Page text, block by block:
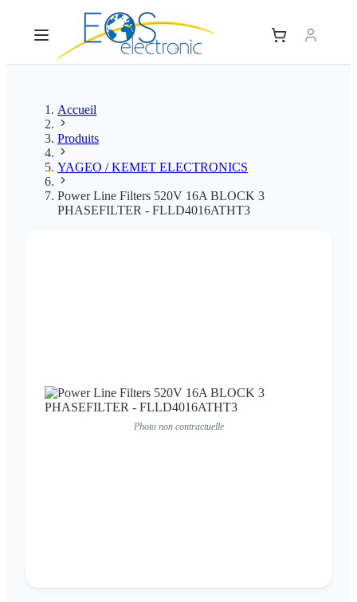
Accueil
Produits
YAGEO / KEMET ELECTRONICS
Power Line Filters 520V 16A BLOCK 3
PHASEFILTER - FLLD4016ATHT3
Photo non contractuelle